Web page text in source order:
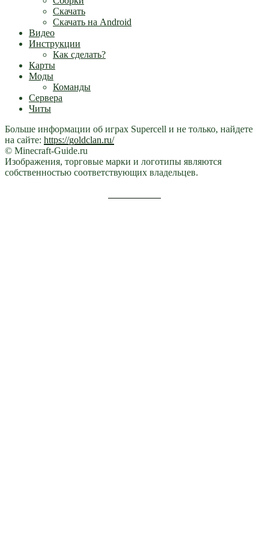
Скачать
Скачать на Android
Видео
Инструкции
Как сделать?
Карты
Моды
Команды
Сервера
Читы
Больше информации об играх Supercell и не только, найдете
на сайте: https://goldclan.ru/
© Minecraft-Guide.ru
Изображения, торговые марки и логотипы являются
собственностью соответствующих владельцев.